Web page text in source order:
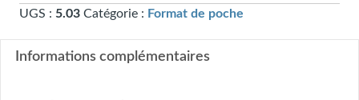
"Aujourd'hui
(5.03)
UGS : 5.03 Catégorie : Format de poche
Informations complémentaires